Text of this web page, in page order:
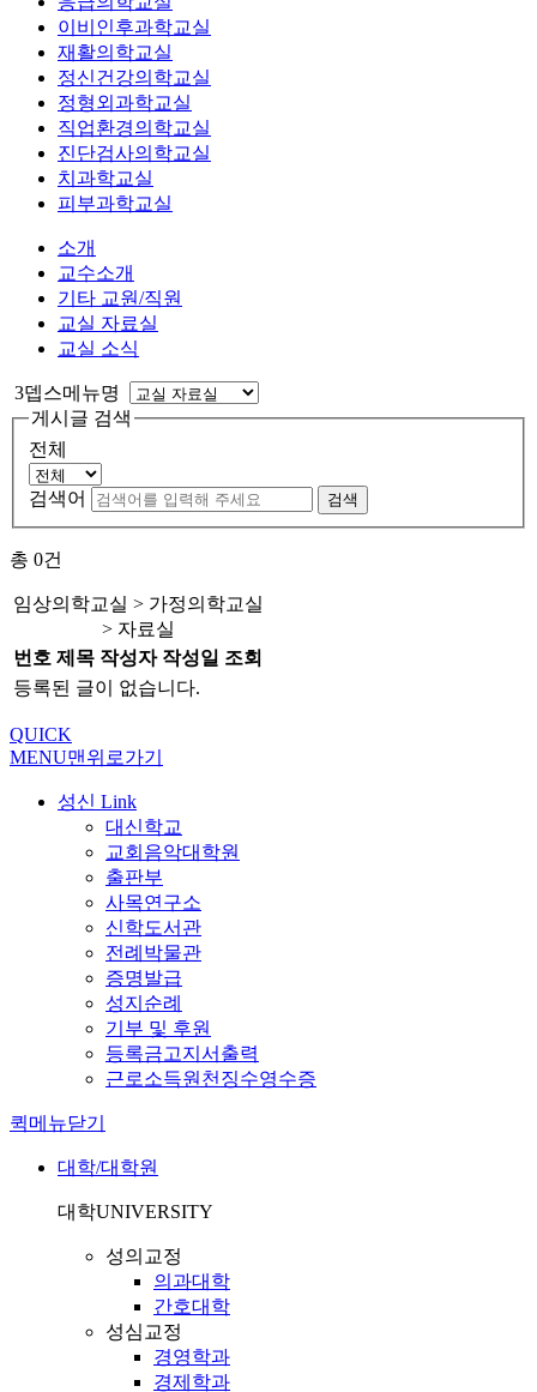
이비인후과학교실
재활의학교실
정신건강의학교실
정형외과학교실
직업환경의학교실
진단검사의학교실
치과학교실
피부과학교실
소개
교수소개
기타 교원/직원
교실 자료실
교실 소식
3뎁스메뉴명
게시글 검색
전체
검색어 검색
총 0건
임상의학교실 > 가정의학교실
> 자료실
번호 제목 작성자 작성일 조회
등록된 글이 없습니다.
QUICK
MENU맨위로가기
성신 Link
대신학교
교회음악대학원
출판부
사목연구소
신학도서관
전례박물관
증명발급
성지순례
기부 및 후원
등록금고지서출력
근로소득원천징수영수증
퀵메뉴닫기
대학/대학원
대학UNIVERSITY
성의교정
의과대학
간호대학
성심교정
경영학과
경제학과